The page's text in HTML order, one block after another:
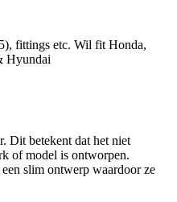
fittings etc. Wil fit Honda,
Hyundai
Dit betekent dat het niet
of model is ontworpen.
slim ontwerp waardoor ze